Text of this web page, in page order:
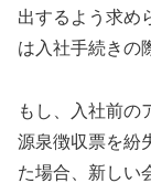
出するよう求め
は入社手続きの
もし、入社前の
源泉徴収票を紛
た場合、新しい